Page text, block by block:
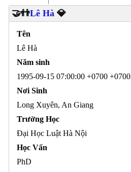
🤝👬Lê Hà💎
Tên
Lê Hà
Năm sinh
1995-09-15 07:00:00 +0700 +0700
Nơi Sinh
Long Xuyên, An Giang
Trường Học
Đại Học Luật Hà Nội
Học Vấn
PhD